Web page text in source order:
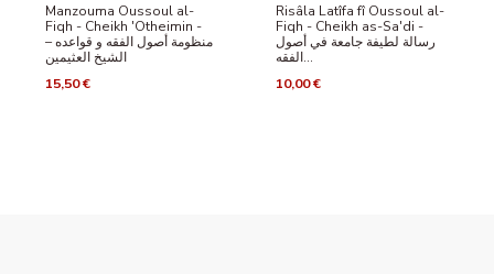
Manzouma Oussoul al-
Fiqh - Cheikh 'Otheimin -
منظومة أصول الفقه و قواعده –
الشيخ العثيمين
15,50 €
Risâla Latîfa fî Oussoul al-
Fiqh - Cheikh as-Sa'di -
رسالة لطيفة جامعة في أصول
الفقه...
10,00 €